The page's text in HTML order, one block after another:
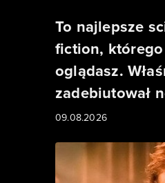
To najlepsze
fiction,
oglądasz.
zadebiutował
09.08.2026